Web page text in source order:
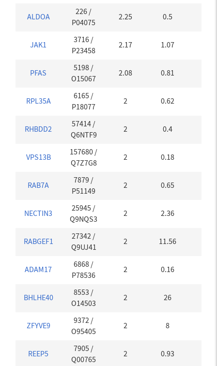
ALDOA
226 /
P04075
2.25 0.5
JAK1
3716 /
P23458
2.17 1.07
PFAS
5198 /
O15067
2.08 0.81
RPL35A
6165 /
P18077
2 0.62
RHBDD2
57414 /
Q6NTF9
2 0.4
VPS13B
157680 /
Q7Z7G8
2 0.18
RAB7A
7879 /
P51149
2 0.65
NECTIN3
25945 /
Q9NQS3
2 2.36
RABGEF1
27342 /
Q9UJ41
2 11.56
ADAM17
6868 /
P78536
2 0.16
BHLHE40
8553 /
O14503
2 26
ZFYVE9
9372 /
O95405
2 8
REEP5
7905 /
Q00765
2 0.93